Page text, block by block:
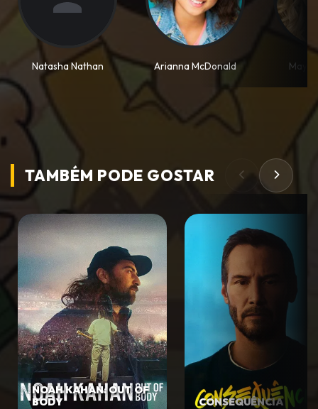
Natasha Nathan Arianna McDonald Maya
TAMBÉM PODE GOSTAR
NOAH KAHAN: OUT OF
BODY
CONSEQUÊNCIA